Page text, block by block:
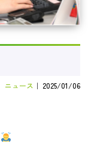
ニュース ｜ 2025/01/06